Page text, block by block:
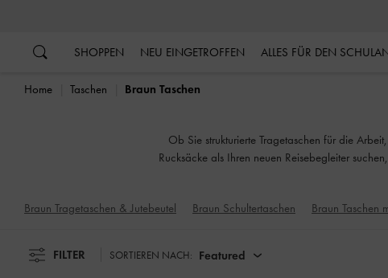
SHOPPEN NEU EINGETROFFEN ALLES FÜR DEN
Home Taschen Braun Taschen
Ob Sie strukturierte Tragetaschen für die
Rucksäcke als Ihren neuen Reisebegleiter
Braun Tragetaschen & Jutebeutel Braun Schultertaschen Braun Taschen
FILTER SORTIEREN NACH: Featured